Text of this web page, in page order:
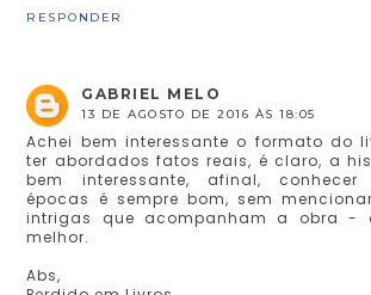
RESPONDER
GABRIEL MELO
13 DE AGOSTO DE 2016 ÀS 18:05
Achei bem interessante o formato do
ter abordados fatos reais, é claro, a
bem interessante, afinal, conhecer
épocas é sempre bom, sem
intrigas que acompanham a obra -
melhor.
Abs,